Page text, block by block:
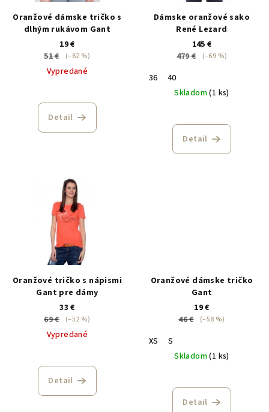
Oranžové dámske tričko s
dlhým rukávom Gant
19 €
51 €
(–62 %)
Vypredané
Detail
Dámske oranžové sako
René Lezard
145 €
479 €
(–69 %)
36
40
Skladom(1 ks)
Detail
Oranžové tričko s nápismi
Gant pre dámy
33 €
69 €
(–52 %)
Vypredané
Detail
Oranžové dámske tričko
Gant
19 €
46 €
(–58 %)
XS
S
Skladom(1 ks)
Detail